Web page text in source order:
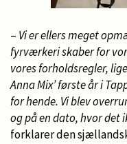
– Vi er ellers meget
fyrværkeri skaber for
vores forholdsregler,
Anna Mix’ første år i
for hende. Vi blev
og på en dato, hvor
forklarer den